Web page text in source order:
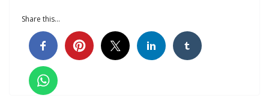
Share this…